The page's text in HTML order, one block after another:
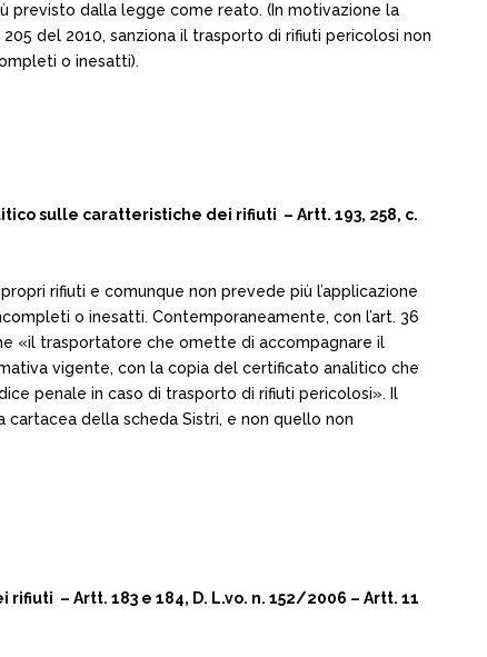
previsto dalla legge come reato. (In motivazione la
del 2010, sanziona il trasporto di rifiuti pericolosi non
o inesatti).
sulle caratteristiche dei rifiuti – Artt. 193, 258, c.
rifiuti e comunque non prevede più l’applicazione
o inesatti. Contemporaneamente, con l’art. 36
«il trasportatore che omette di accompagnare il
vigente, con la copia del certificato analitico che
penale in caso di trasporto di rifiuti pericolosi». Il
della scheda Sistri, e non quello non
– Artt. 183 e 184, D. L.vo. n. 152/2006 – Artt. 11